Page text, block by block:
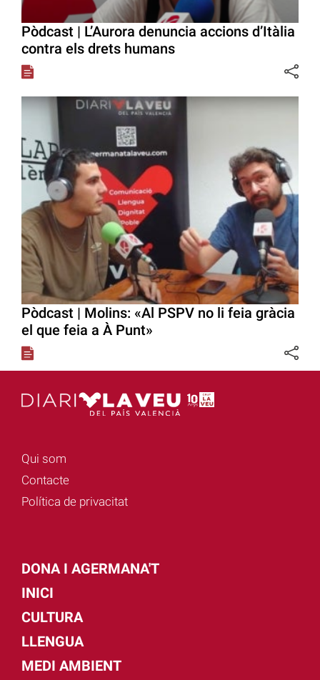
Pòdcast | L’Aurora denuncia accions d’Itàlia
contra els drets humans
Pòdcast | Molins: «Al PSPV no li feia gràcia
el que feia a À Punt»
Qui som
Contacte
Política de privacitat
DONA I AGERMANA'T
INICI
CULTURA
LLENGUA
MEDI AMBIENT